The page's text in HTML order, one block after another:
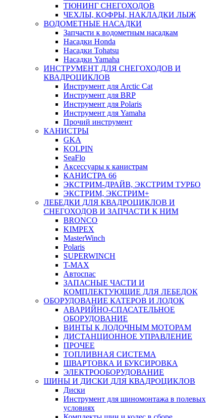
ТЮНИНГ СНЕГОХОДОВ
ЧЕХЛЫ, КОФРЫ, НАКЛАДКИ ЛЫЖ
ВОДОМЕТНЫЕ НАСАДКИ
Запчасти к водометным насадкам
Насадки Honda
Насадки Tohatsu
Насадки Yamaha
ИНСТРУМЕНТ ДЛЯ СНЕГОХОДОВ И
КВАДРОЦИКЛОВ
Инструмент для Arctic Cat
Инструмент для BRP
Инструмент для Polaris
Инструмент для Yamaha
Прочий инструмент
КАНИСТРЫ
GKA
KOLPIN
SeaFlo
Аксессуары к канистрам
КАНИСТРА 66
ЭКСТРИМ-ДРАЙВ, ЭКСТРИМ ТУРБО
ЭКСТРИМ, ЭКСТРИМ+
ЛЕБЕДКИ ДЛЯ КВАДРОЦИКЛОВ И
СНЕГОХОДОВ И ЗАПЧАСТИ К НИМ
BRONCO
KIMPEX
MasterWinch
Polaris
SUPERWINCH
T-MAX
Автоспас
ЗАПАСНЫЕ ЧАСТИ И
КОМПЛЕКТУЮЩИЕ ДЛЯ ЛЕБЕДОК
ОБОРУДОВАНИЕ КАТЕРОВ И ЛОДОК
АВАРИЙНО-СПАСАТЕЛЬНОЕ
ОБОРУДОВАНИЕ
ВИНТЫ К ЛОДОЧНЫМ МОТОРАМ
ДИСТАНЦИОННОЕ УПРАВЛЕНИЕ
ПРОЧЕЕ
ТОПЛИВНАЯ СИСТЕМА
ШВАРТОВКА И БУКСИРОВКА
ЭЛЕКТРООБОРУДОВАНИЕ
ШИНЫ И ДИСКИ ДЛЯ КВАДРОЦИКЛОВ
Диски
Инструмент для шиномонтажа в полевых
условиях